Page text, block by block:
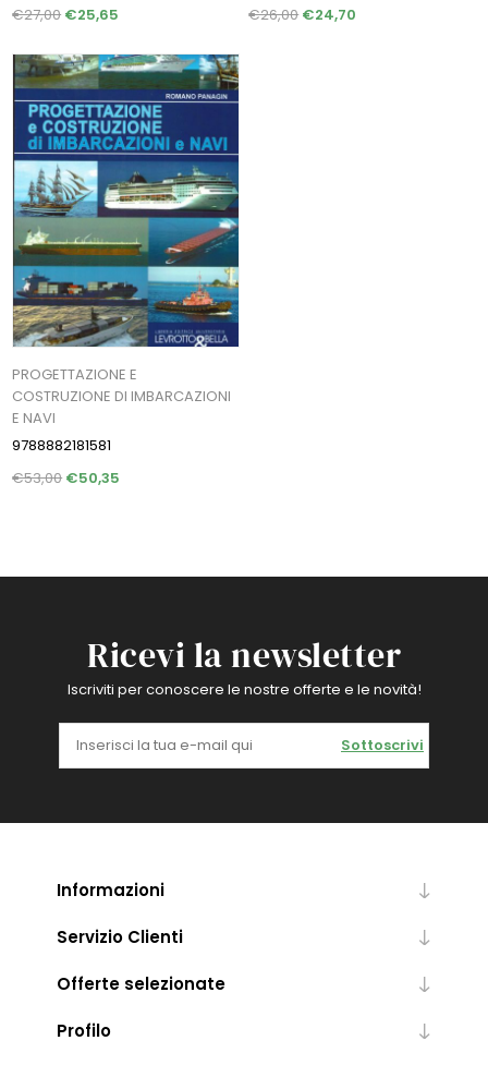
€27,00 €25,65
€26,00€24,70
PROGETTAZIONE E
COSTRUZIONE DI IMBARCAZIONI
E NAVI
9788882181581
€53,00 €50,35
Ricevi la newsletter
Iscriviti per conoscere le nostre offerte e le novità!
Sottoscrivi
Informazioni
Servizio Clienti
Offerte selezionate
Profilo